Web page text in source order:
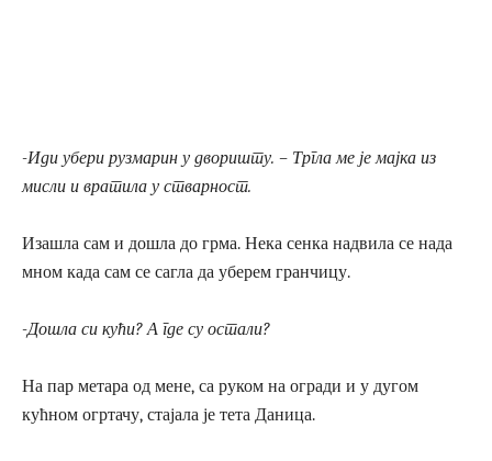
-Иди убери рузмарин у дворишту. – Тргла ме је мајка из
мисли и вратила у стварност.
Изашла сам и дошла до грма. Нека сенка надвила се нада
мном када сам се сагла да уберем гранчицу.
-Дошла си кући? А где су остали?
На пар метара од мене, са руком на огради и у дугом
кућном огртачу, стајала је тета Даница.